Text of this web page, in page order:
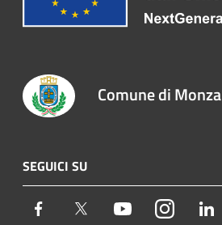
Comune di Monza
SEGUICI SU
Facebook Twitter YoutubeInstagram